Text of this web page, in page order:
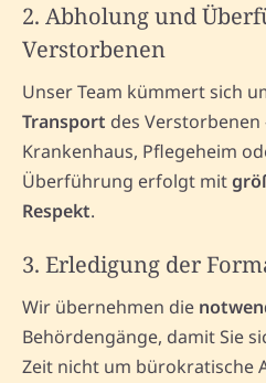
2. Abholung und
Verstorbenen
Unser Team kümmert sich
Transport des Verstorbenen
Krankenhaus, Pflegeheim
Überführung erfolgt mit
Respekt.
3. Erledigung der
Wir übernehmen die
Behördengänge, damit Sie
Zeit nicht um bürokratische